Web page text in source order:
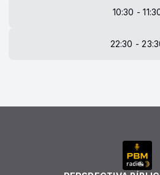
10:30 -
22:30 -